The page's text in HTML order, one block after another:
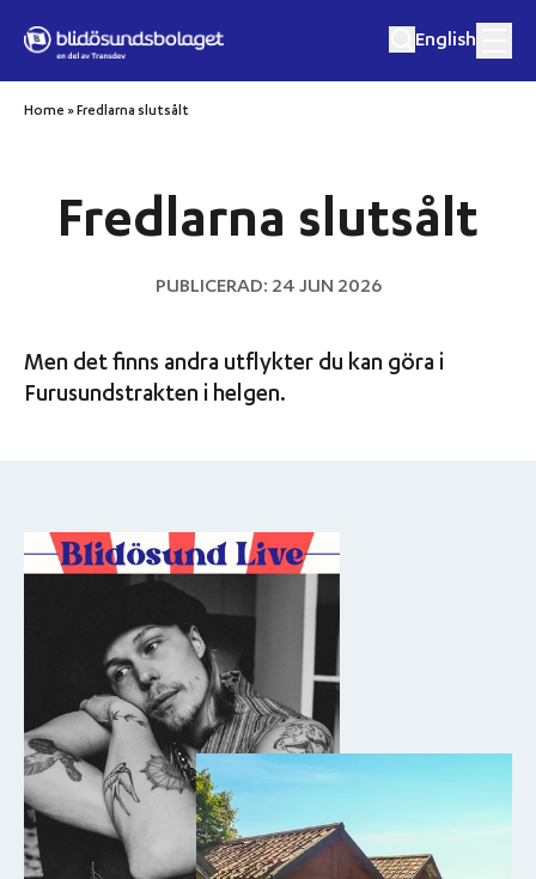
English
Musik och matkryssningar
Eget event
Home »Fredlarna slutsålt
Fredlarna slutsålt
PUBLICERAD: 24 JUN 2026
Men det finns andra utflykter du kan göra i
Furusundstrakten i helgen.